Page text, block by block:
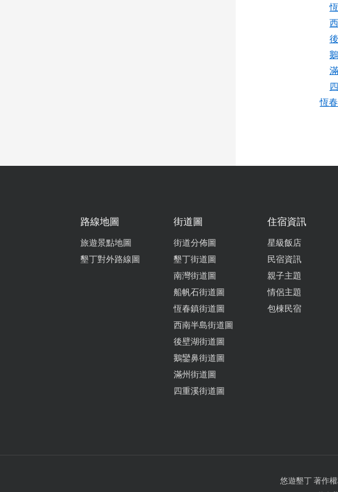
恆
路線地圖
旅遊景點地圖
墾丁對外路線圖
街道圖
街道分佈圖
墾丁街道圖
南灣街道圖
船帆石街道圖
恆春鎮街道圖
西南半島街道圖
後壁湖街道圖
鵝鑾鼻街道圖
滿州街道圖
四重溪街道圖
住宿資訊
星級飯店
民宿資訊
親子主題
情侶主題
包棟民宿
悠遊墾丁 著作